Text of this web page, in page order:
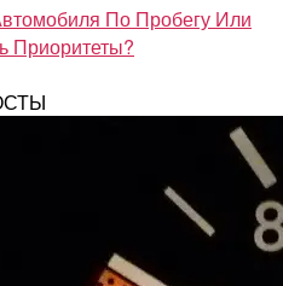
По Пробегу Или
Приоритеты?